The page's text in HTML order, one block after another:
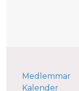
Medlemmar
Kalender